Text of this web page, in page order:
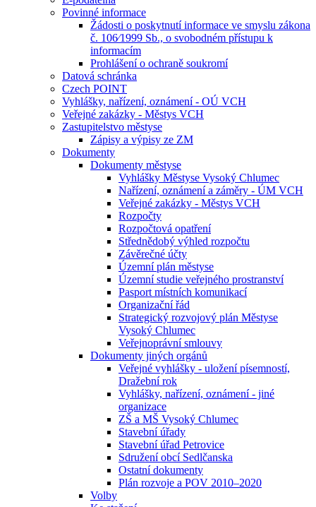
Povinné informace
Žádosti o poskytnutí informace ve smyslu zákona
č. 106⁄1999 Sb., o svobodném přístupu k
informacím
Prohlášení o ochraně soukromí
Datová schránka
Czech POINT
Vyhlášky, nařízení, oznámení - OÚ VCH
Veřejné zakázky - Městys VCH
Zastupitelstvo městyse
Zápisy a výpisy ze ZM
Dokumenty
Dokumenty městyse
Vyhlášky Městyse Vysoký Chlumec
Nařízení, oznámení a záměry - ÚM VCH
Veřejné zakázky - Městys VCH
Rozpočty
Rozpočtová opatření
Střednědobý výhled rozpočtu
Závěrečné účty
Územní plán městyse
Územní studie veřejného prostranství
Pasport místních komunikací
Organizační řád
Strategický rozvojový plán Městyse
Vysoký Chlumec
Veřejnoprávní smlouvy
Dokumenty jiných orgánů
Veřejné vyhlášky - uložení písemností,
Dražební rok
Vyhlášky, nařízení, oznámení - jiné
organizace
ZŠ a MŠ Vysoký Chlumec
Stavební úřady
Stavební úřad Petrovice
Sdružení obcí Sedlčanska
Ostatní dokumenty
Plán rozvoje a POV 2010–2020
Volby